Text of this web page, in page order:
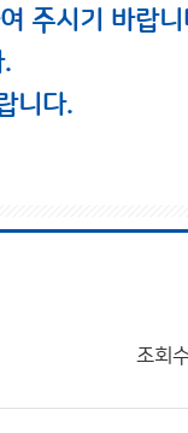
주시기 바랍니
니다.
조회